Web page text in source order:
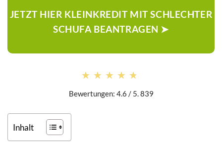
JETZT HIER KLEINKREDIT MIT SCHLECHTER
SCHUFA BEANTRAGEN ➤
★★★★★
★★★★★
Bewertungen: 4.6 / 5. 839
Inhalt